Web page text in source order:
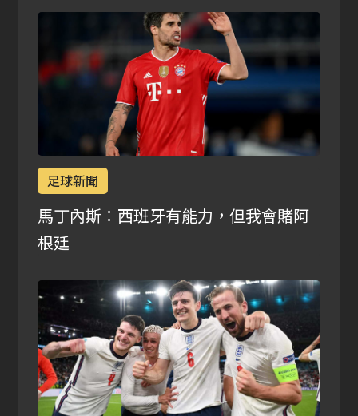
足球新聞
馬丁內斯：西班牙有能力，但我會賭阿
根廷